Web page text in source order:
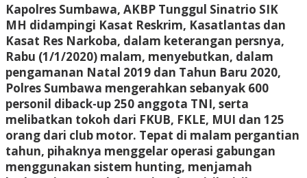
Kapolres Sumbawa, AKBP Tunggul Sinatrio SIK
MH didampingi Kasat Reskrim, Kasatlantas dan
Kasat Res Narkoba, dalam keterangan persnya,
Rabu (1/1/2020) malam, menyebutkan, dalam
pengamanan Natal 2019 dan Tahun Baru 2020,
Polres Sumbawa mengerahkan sebanyak 600
personil diback-up 250 anggota TNI, serta
melibatkan tokoh dari FKUB, FKLE, MUI dan 125
orang dari club motor. Tepat di malam pergantian
tahun, pihaknya menggelar operasi gabungan
menggunakan sistem hunting, menjamah